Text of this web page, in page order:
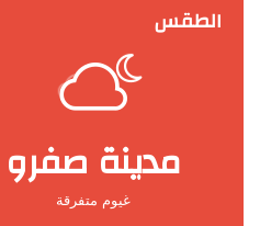
الطقس
مدينة صفرو
غيوم متفرقة